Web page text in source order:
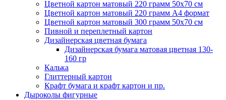
Цветной картон матовый 220 грамм 50х70 см
Цветной картон матовый 220 грамм A4 формат
Цветной картон матовый 300 грамм 50х70 см
Пивной и переплетный картон
Дизайнерская цветная бумага
Дизайнерская бумага матовая цветная 130-
160 гр
Калька
Глиттерный картон
Крафт бумага и крафт картон и пр.
Дыроколы фигурные